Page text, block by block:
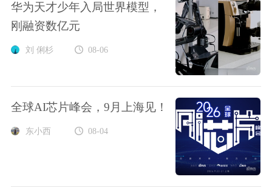
华为天才少年入局世界模型，
刚融资数亿元
刘 俐杉 08-06
全球AI芯片峰会，9月上海见！
东小西 08-04